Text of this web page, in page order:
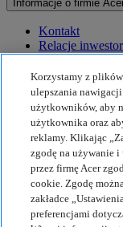
Informacje o firmie
Kontakt
Relacje
Nagrody
Wydarzenia
Zrównoważony rozwój
Zrównoważony rozwój
Społeczna
Ślad węglowy
Projekt
Earthion
Korzystamy z
ulepszania
użytkowników, aby
użytkownika oraz
reklamy. Klikając
zgodę na używanie
przez firmę Acer
cookie. Zgodę
zakładce
preferencjami